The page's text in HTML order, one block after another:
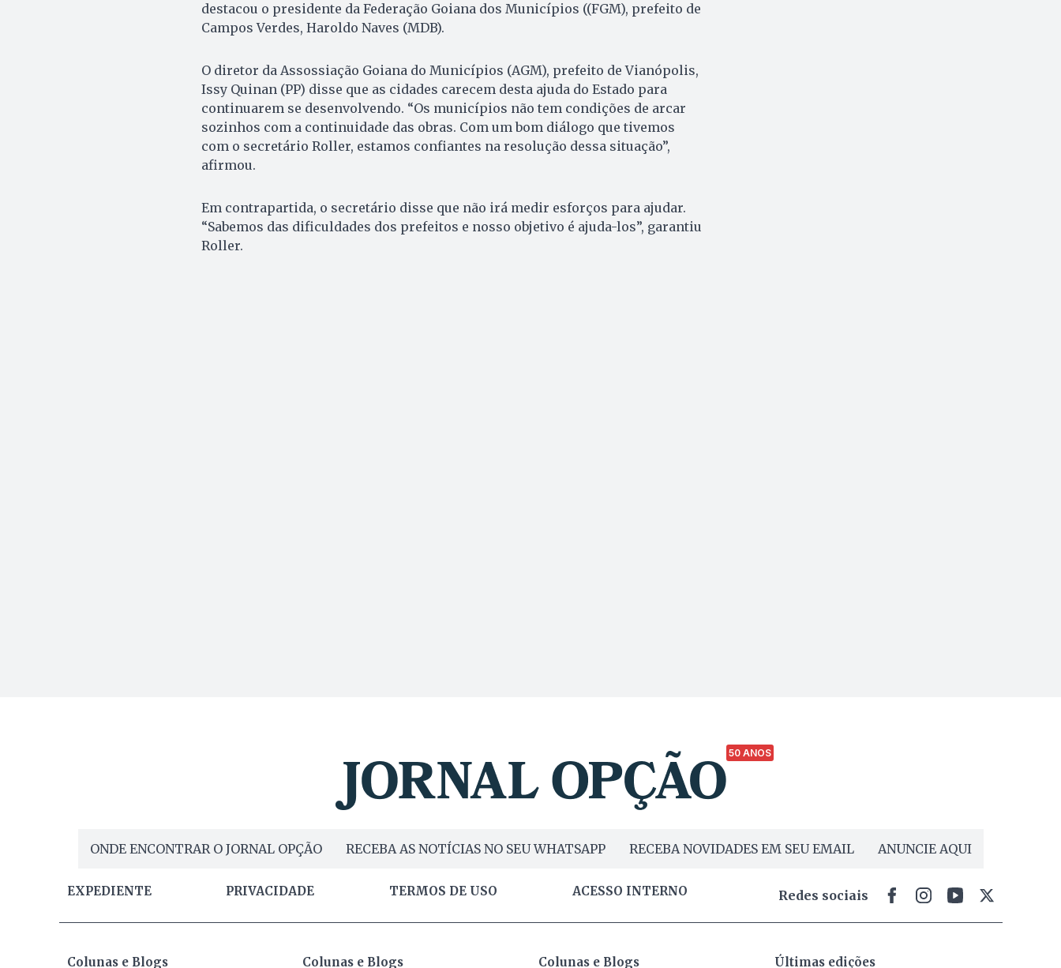
destacou o presidente da Federação Goiana dos Municípios ((FGM), prefeito de
Campos Verdes, Haroldo Naves (MDB).
O diretor da Assossiação Goiana do Municípios (AGM), prefeito de Vianópolis,
Issy Quinan (PP) disse que as cidades carecem desta ajuda do Estado para
continuarem se desenvolvendo. “Os municípios não tem condições de arcar
sozinhos com a continuidade das obras. Com um bom diálogo que tivemos
com o secretário Roller, estamos confiantes na resolução dessa situação”,
afirmou.
Em contrapartida, o secretário disse que não irá medir esforços para ajudar.
“Sabemos das dificuldades dos prefeitos e nosso objetivo é ajuda-los”, garantiu
Roller.
50 ANOS
ONDE ENCONTRAR O JORNAL OPÇÃO RECEBA AS NOTÍCIAS NO SEU WHATSAPP RECEBA NOVIDADES EM SEU EMAIL ANUNCIE AQUI
EXPEDIENTE PRIVACIDADE TERMOS DE USO ACESSO INTERNO Redes sociais
Colunas e Blogs Colunas e Blogs Colunas e Blogs Últimas edições